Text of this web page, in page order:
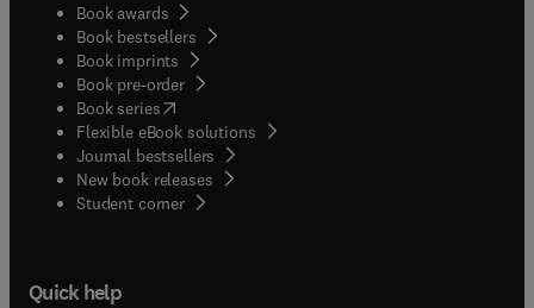
Book awards
Book bestsellers
Book imprints
Book pre-order
Book series(opens in new tab/window
Flexible eBook solutions
Journal bestsellers
New book releases
Student corner( opens in new tab/window
Quick help